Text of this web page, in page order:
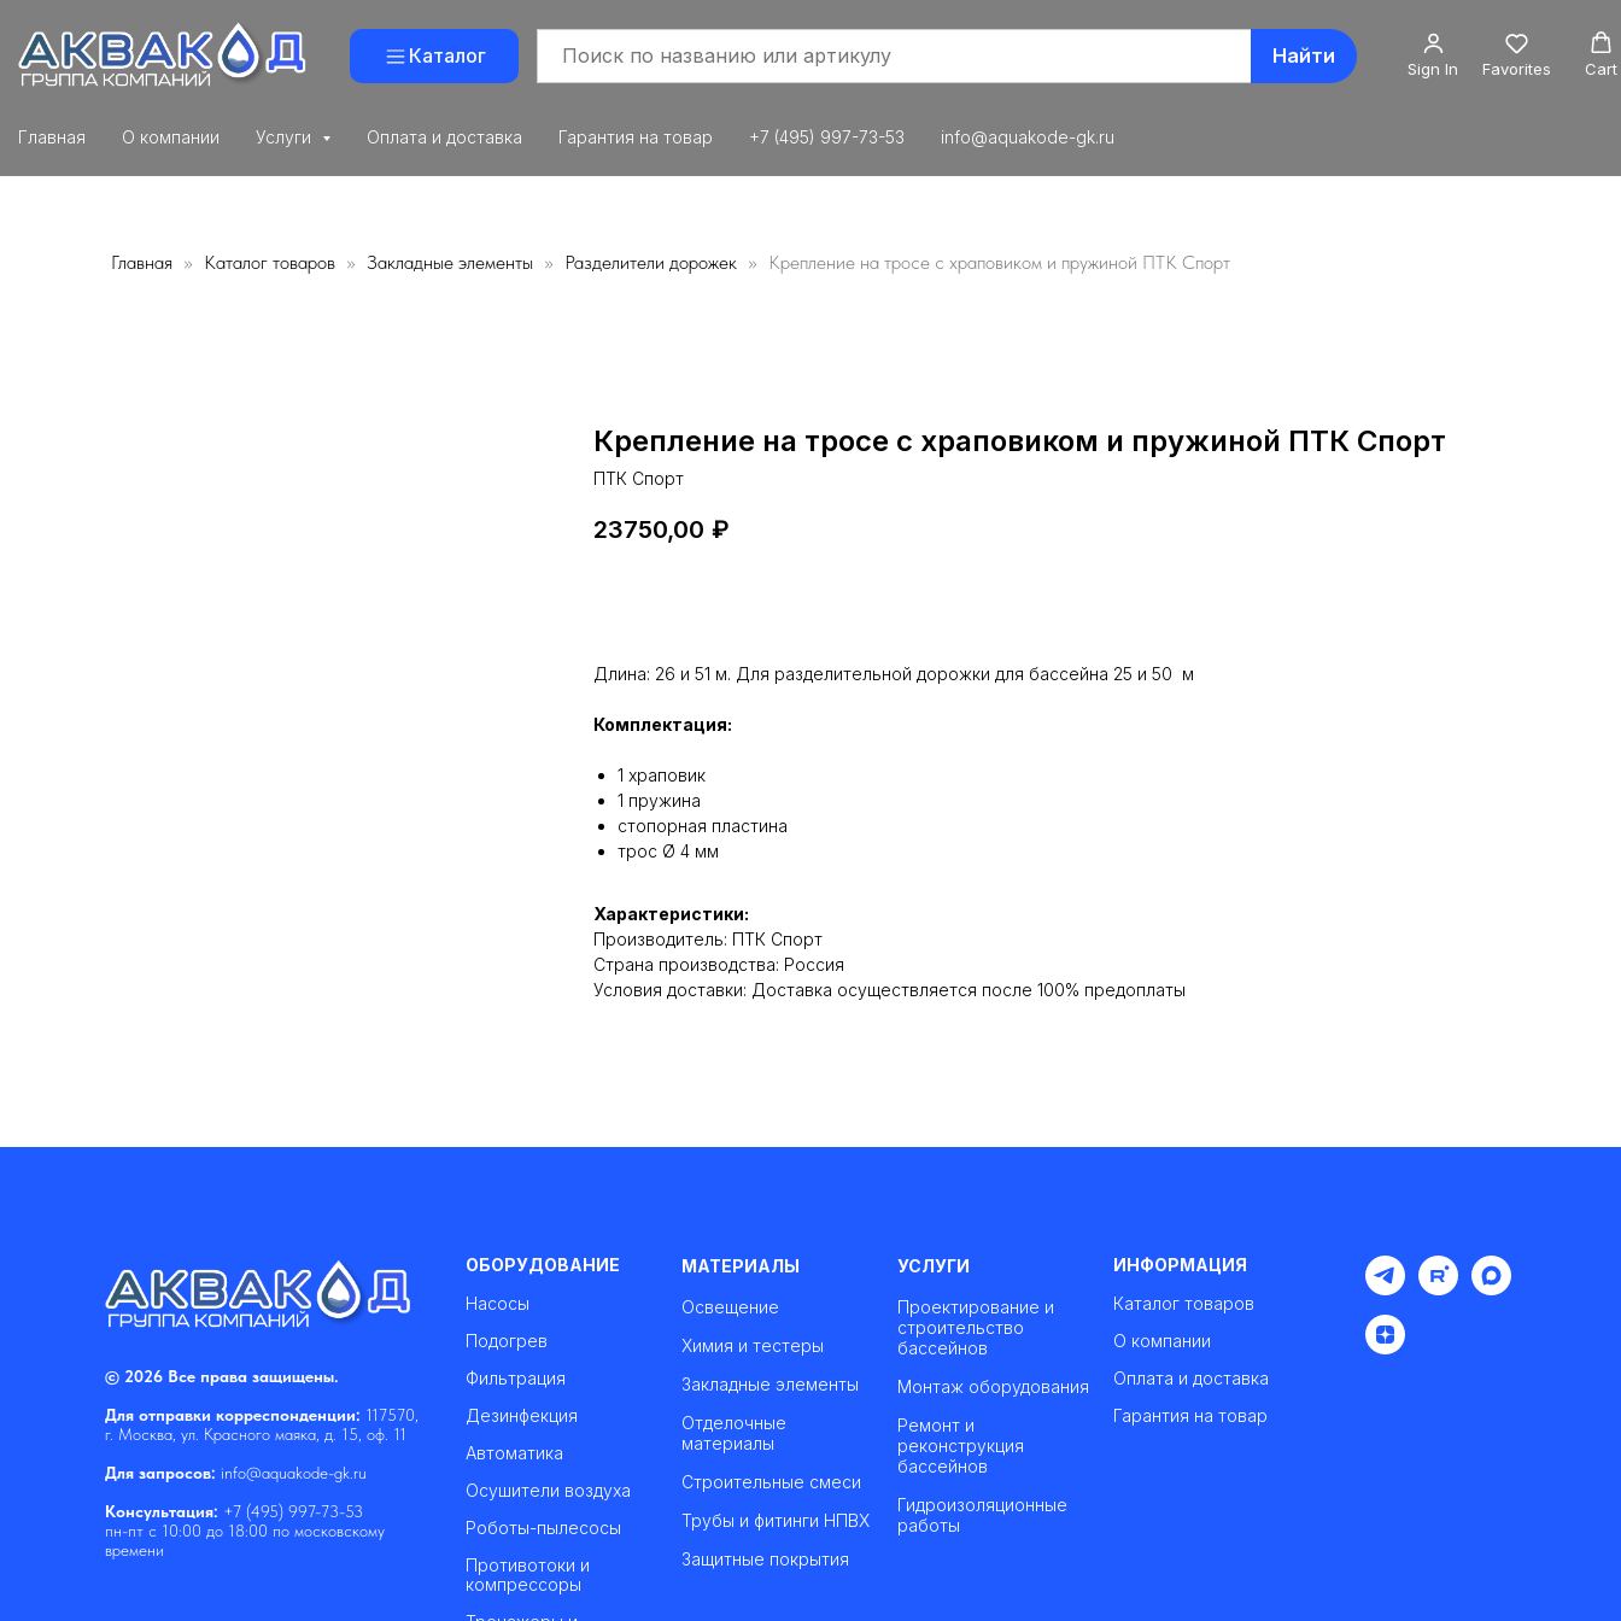
Каталог Найти
Sign In Favorites Cart
Главная О компании Услуги Оплата и доставка Гарантия на товар +7 (495) 997-73-53 info@aquakode-gk.ru
Главная Каталог товаров Закладные элементы Разделители дорожек Крепление на тросе с храповиком и пружиной ПТК Спорт
Крепление на тросе с храповиком и пружиной ПТК Спорт
ПТК Спорт
23750,00 ₽
Длина: 26 и 51 м. Для разделительной дорожки для бассейна 25 и 50 м
Комплектация:
1 храповик
1 пружина
стопорная пластина
трос Ø 4 мм
Характеристики:
Производитель: ПТК Спорт
Cтрана производства: Россия
Условия доставки: Доставка осуществляется после 100% предоплаты
© 2026 Все права защищены.
Для отправки корреспонденции: 117570,
г. Москва, ул. Красного маяка, д. 15, оф. 11
Для запросов: info@aquakode-gk.ru
Консультация: +7 (495) 997-73-53
пн-пт с 10:00 до 18:00 по московскому
времени
ОБОРУДОВАНИЕ
Насосы
Подогрев
Фильтрация
Дезинфекция
Автоматика
Осушители воздуха
Роботы-пылесосы
Противотоки и
компрессоры
МАТЕРИАЛЫ
Освещение
Химия и тестеры
Закладные элементы
Отделочные
материалы
Строительные смеси
Трубы и фитинги НПВХ
Защитные покрытия
УСЛУГИ
Проектирование и
строительство
бассейнов
Монтаж оборудования
Ремонт и
реконструкция
бассейнов
Гидроизоляционные
работы
ИНФОРМАЦИЯ
Каталог товаров
О компании
Оплата и доставка
Гарантия на товар